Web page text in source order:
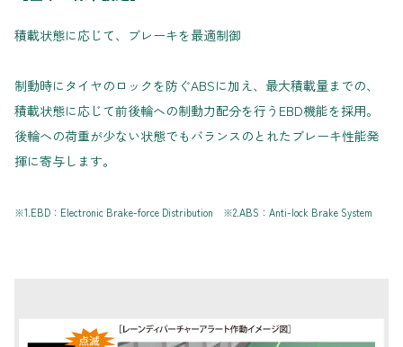
積載状態に応じて、ブレーキを最適制御
制動時にタイヤのロックを防ぐABSに加え、最大積載量までの、
積載状態に応じて前後輪への制動力配分を行うEBD機能を採用。
後輪への荷重が少ない状態でもバランスのとれたブレーキ性能発
揮に寄与します。
※1.EBD：Electronic Brake-force Distribution ※2.ABS：Anti-lock Brake System